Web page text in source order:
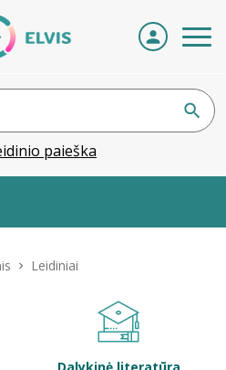
paieška
Leidiniai